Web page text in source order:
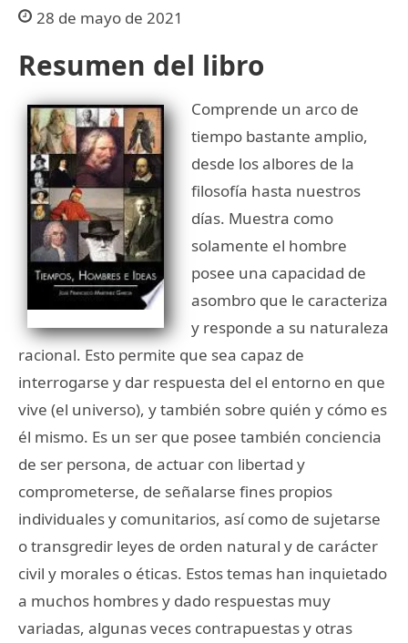
28 de mayo de 2021
Resumen del libro
Comprende un arco de
tiempo bastante amplio,
desde los albores de la
filosofía hasta nuestros
días. Muestra como
solamente el hombre
posee una capacidad de
asombro que le caracteriza
y responde a su naturaleza
racional. Esto permite que sea capaz de
interrogarse y dar respuesta del el entorno en que
vive (el universo), y también sobre quién y cómo es
él mismo. Es un ser que posee también conciencia
de ser persona, de actuar con libertad y
comprometerse, de señalarse fines propios
individuales y comunitarios, así como de sujetarse
o transgredir leyes de orden natural y de carácter
civil y morales o éticas. Estos temas han inquietado
a muchos hombres y dado respuestas muy
variadas, algunas veces contrapuestas y otras